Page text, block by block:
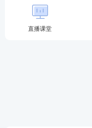
教材精讲班
—
直播课堂